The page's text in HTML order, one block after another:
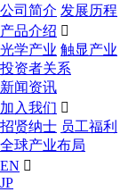
公司简介 发展历程
产品介绍 
光学产业 触显产业
投资者关系
新闻资讯
加入我们 
招贤纳士 员工福利
全球产业布局
EN 
JP